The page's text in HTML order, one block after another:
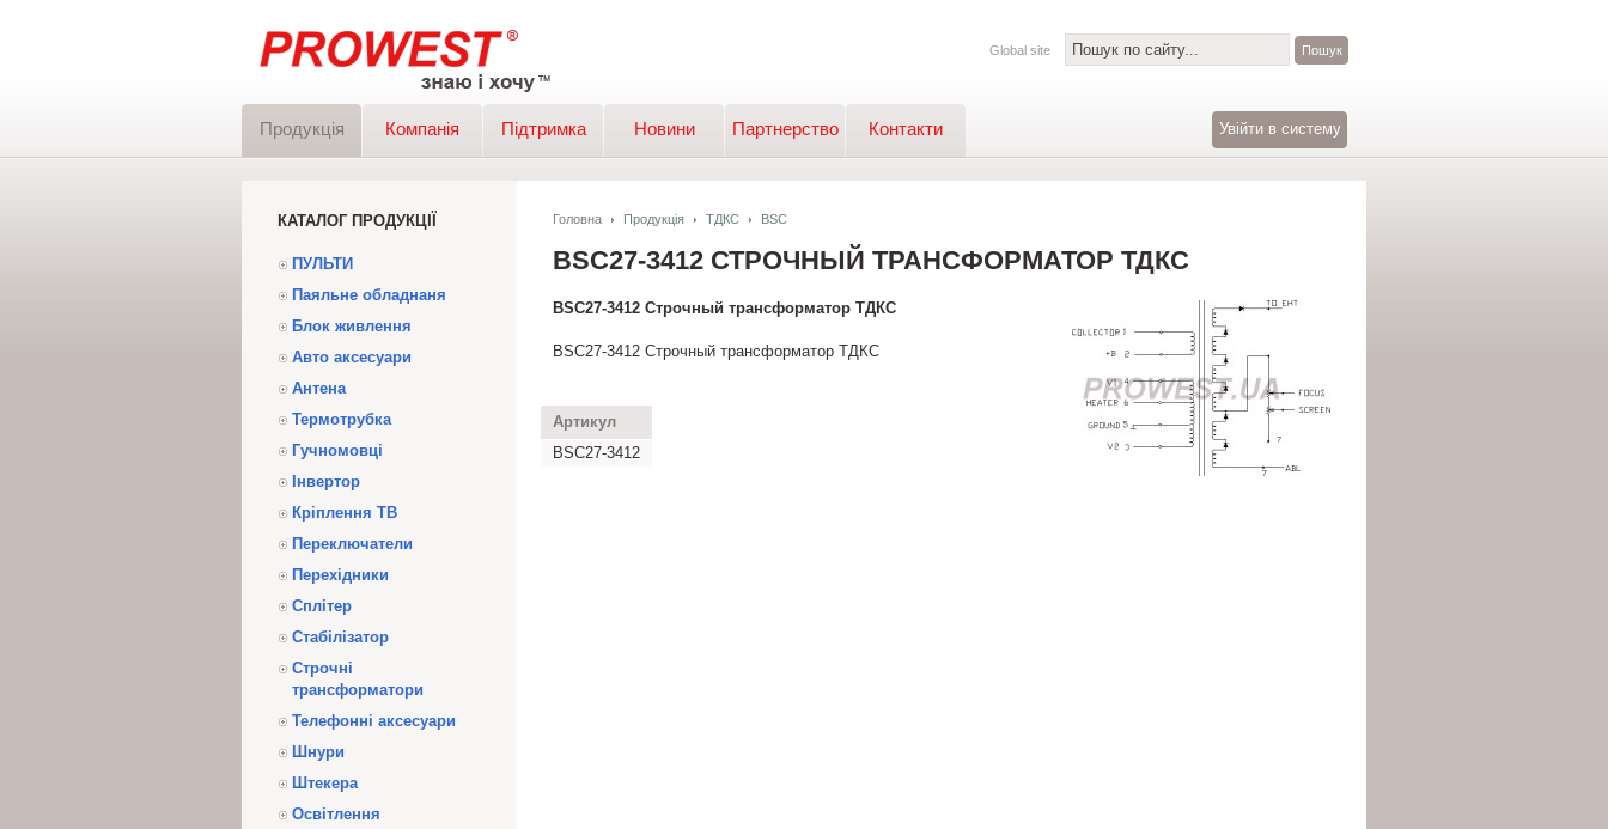
Global site
Продукція Компанія Підтримка Новини Партнерство Контакти Увійти в систему
КАТАЛОГ ПРОДУКЦІЇ
ПУЛЬТИ
Паяльне обладнаня
Блок живлення
Авто аксесуари
Антена
Термотрубка
Гучномовці
Інвертор
Кріплення ТВ
Переключатели
Перехідники
Сплітер
Стабілізатор
Строчні
трансформатори
Телефонні аксесуари
Шнури
Штекера
Освітлення
Головна Продукція ТДКС BSC
BSC27-3412 СТРОЧНЫЙ ТРАНСФОРМАТОР ТДКС
BSC27-3412 Строчный трансформатор ТДКС
BSC27-3412 Строчный трансформатор ТДКС
Артикул
BSC27-3412